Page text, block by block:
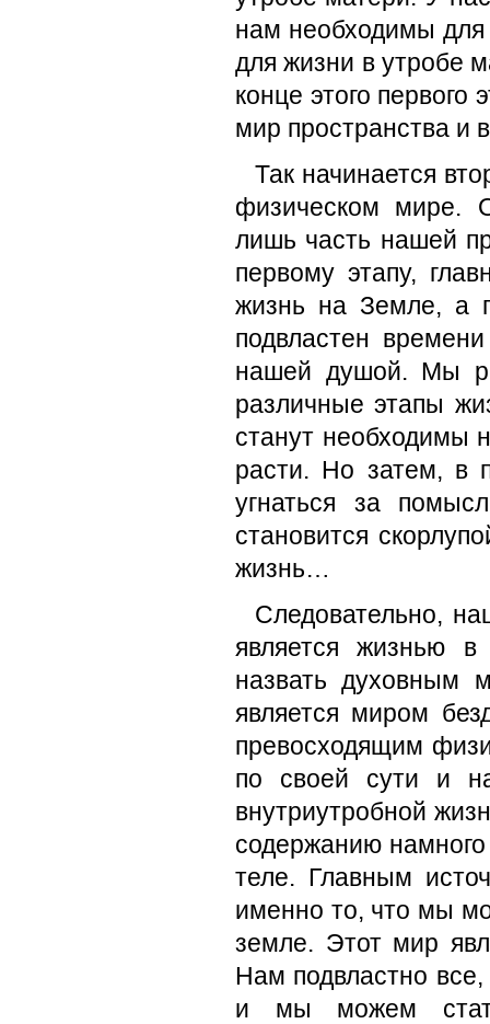
нам необходимы
для жизни в утробе
конце этого
мир пространства и
Так начинается
физическом мире.
лишь часть нашей
первому этапу,
жизнь на Земле, а
подвластен
нашей душой. Мы
различные этапы
станут необходимы
расти. Но затем, в
угнаться за
становится
жизнь…
Следовательно,
является жизнью
назвать духовным
является миром
превосходящим
по своей сути и
внутриутробной
содержанию
теле. Главным
именно то, что мы
земле. Этот мир
Нам подвластно
и мы можем